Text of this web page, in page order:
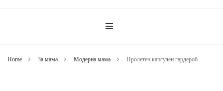
Home За мама Модерна мама Пролетен капсулен гардероб